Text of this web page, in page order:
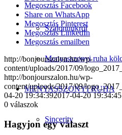
Szalonunkról
Menyasszonyi ruha
MENYASSZONYI RUHA
Sincerity
Megosztás Facebook
Share on WhatsApp
Megosztás Pinterest
Megosztás LinkedIn
Megosztás emailben
http://bonjourszalon.hu/wp-
content/uploads/2017/09/
http://bonjourszalon.hu/wp-
content/uploads/2017/09/
04-20 19:34:392017-04-20 19:34:45
0 válaszok
Hagyjon egy választ